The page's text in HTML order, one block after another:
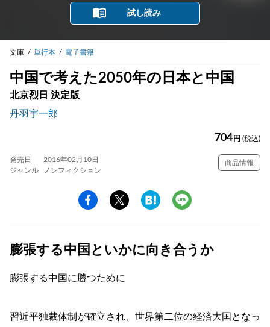
試し読み
文庫 単行本 電子書籍
中国で考えた2050年の日本と中国
北京烈日 決定版
丹羽宇一郎
704 円 (税込)
発売日
2016年02月10日
ジャンル
ノンフィクション
商品情報
膨張する中国といかに向き合うか
膨張する中国に勝つために
習近平独裁体制が確立され、世界第二位の経済大国となっ